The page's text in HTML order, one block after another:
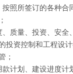
按照所签订的各种
；
、质量、投资、安
投资控制和工程设
管；
款计划、建设进度